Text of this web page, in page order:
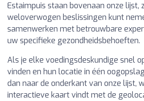
Estaimpuis staan bovenaan onze lijst,
weloverwogen beslissingen kunt
samenwerken met betrouwbare
uw specifieke gezondheidsbehoeften.
Als je elke voedingsdeskundige snel
vinden en hun locatie in één
dan naar de onderkant van onze lijst,
interactieve kaart vindt met de